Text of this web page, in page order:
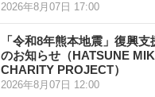
2026年8月07日 17:00
「令和8年熊本地震」復興
のお知らせ（HATSUNE
CHARITY PROJECT）
2026年8月07日 12:00